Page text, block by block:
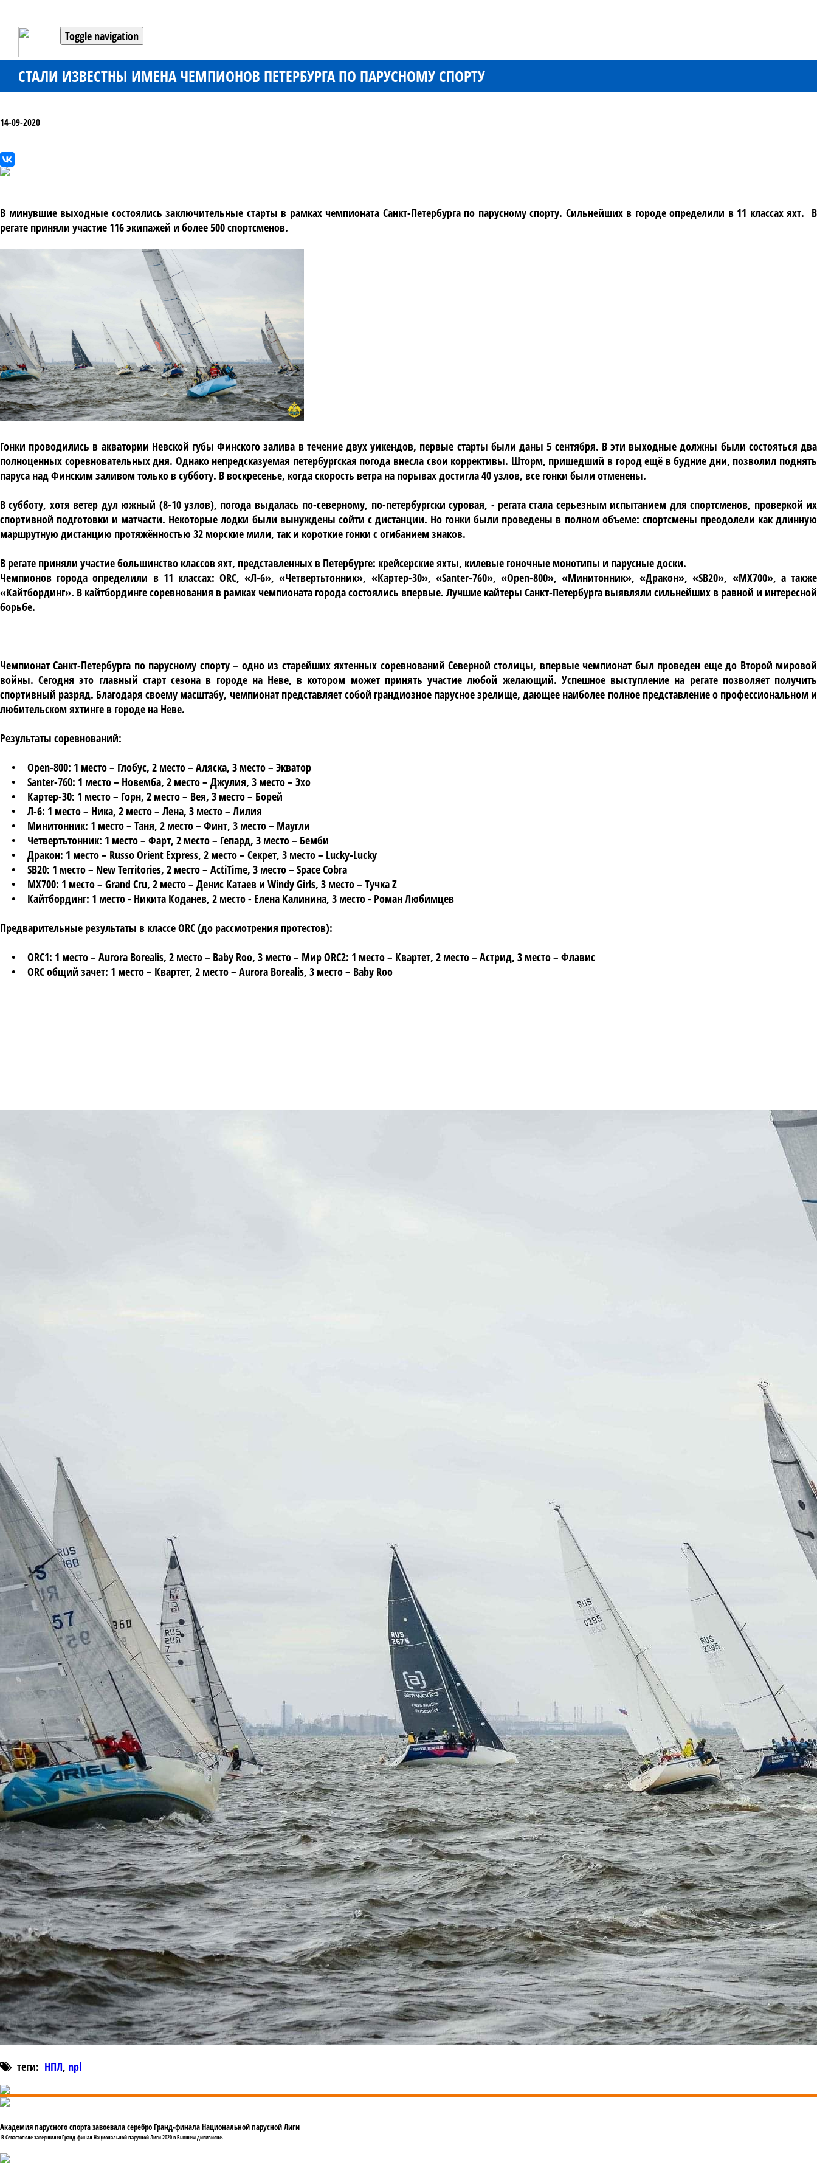
Toggle navigation
СТАЛИ ИЗВЕСТНЫ ИМЕНА ЧЕМПИОНОВ ПЕТЕРБУРГА ПО ПАРУСНОМУ СПОРТУ
14-09-2020
В минувшие выходные состоялись заключительные старты в рамках чемпионата Санкт-Петербурга по парусному спорту. Сильнейших в городе определили в 11 классах яхт. В
регате приняли участие 116 экипажей и более 500 спортсменов.
Гонки проводились в акватории Невской губы Финского залива в течение двух уикендов, первые старты были даны 5 сентября. В эти выходные должны были состояться два
полноценных соревновательных дня. Однако непредсказуемая петербургская погода внесла свои коррективы. Шторм, пришедший в город ещё в будние дни, позволил поднять
паруса над Финским заливом только в субботу. В воскресенье, когда скорость ветра на порывах достигла 40 узлов, все гонки были отменены.
В субботу, хотя ветер дул южный (8-10 узлов), погода выдалась по-северному, по-петербургски суровая, - регата стала серьезным испытанием для спортсменов, проверкой их
спортивной подготовки и матчасти. Некоторые лодки были вынуждены сойти с дистанции. Но гонки были проведены в полном объеме: спортсмены преодолели как длинную
маршрутную дистанцию протяжённостью 32 морские мили, так и короткие гонки с огибанием знаков.
В регате приняли участие большинство классов яхт, представленных в Петербурге: крейсерские яхты, килевые гоночные монотипы и парусные доски.
Чемпионов города определили в 11 классах: ORC, «Л-6», «Четвертьтонник», «Картер-30», «Santer-760», «Open-800», «Минитонник», «Дракон», «SB20», «МХ700», а также
«Кайтбординг». В кайтбординге соревнования в рамках чемпионата города состоялись впервые. Лучшие кайтеры Санкт-Петербурга выявляли сильнейших в равной и интересной
борьбе.
Чемпионат Санкт-Петербурга по парусному спорту – одно из старейших яхтенных соревнований Северной столицы, впервые чемпионат был проведен еще до Второй мировой
войны. Сегодня это главный старт сезона в городе на Неве, в котором может принять участие любой желающий. Успешное выступление на регате позволяет получить
спортивный разряд. Благодаря своему масштабу, чемпионат представляет собой грандиозное парусное зрелище, дающее наиболее полное представление о профессиональном и
любительском яхтинге в городе на Неве.
Результаты соревнований:
• Open-800: 1 место – Глобус, 2 место – Аляска, 3 место – Экватор
• Santer-760: 1 место – Новемба, 2 место – Джулия, 3 место – Эхо
• Картер-30: 1 место – Горн, 2 место – Вея, 3 место – Борей
• Л-6: 1 место – Ника, 2 место – Лена, 3 место – Лилия
• Минитонник: 1 место – Таня, 2 место – Финт, 3 место – Маугли
• Четвертьтонник: 1 место – Фарт, 2 место – Гепард, 3 место – Бемби
• Дракон: 1 место – Russo Orient Express, 2 место – Секрет, 3 место – Lucky-Lucky
• SB20: 1 место – New Territories, 2 место – ActiTime, 3 место – Space Cobra
• МХ700: 1 место – Grand Cru, 2 место – Денис Катаев и Windy Girls, 3 место – Тучка Z
• Кайтбординг: 1 место - Никита Коданев, 2 место - Елена Калинина, 3 место - Роман Любимцев
Предварительные результаты в классе ORC (до рассмотрения протестов):
• ORC1: 1 место – Aurora Borealis, 2 место – Baby Roo, 3 место – Мир ORC2: 1 место – Квартет, 2 место – Астрид, 3 место – Флавис
• ORC общий зачет: 1 место – Квартет, 2 место – Aurora Borealis, 3 место – Baby Roo
теги: НПЛ, npl
Академия парусного спорта завоевала серебро Гранд-финала Национальной парусной Лиги
В Севастополе завершился Гранд-финал Национальной парусной Лиги 2020 в Высшем дивизионе.